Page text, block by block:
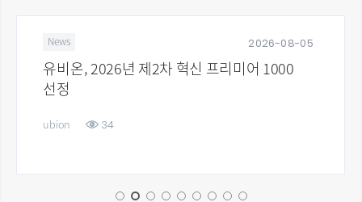
2026-08-05
News
유비온, 2026년 제2차 혁신 프리미어 1000
선정
ubion 34